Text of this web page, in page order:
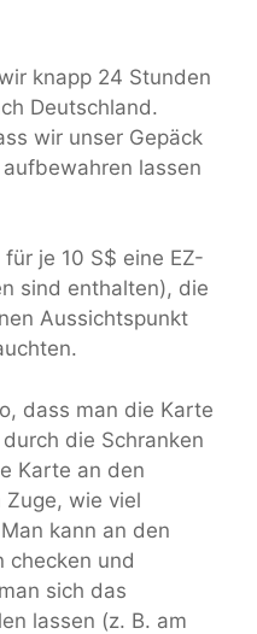
knapp 24 Stunden
Deutschland.
wir unser Gepäck
lassen
je 10 S$ eine EZ-
sind enthalten), die
Aussichtspunkt
dass man die Karte
die Schranken
Karte an den
wie viel
kann an den
checken und
sich das
lassen (z. B. am